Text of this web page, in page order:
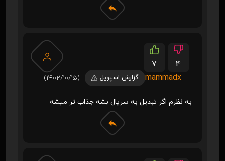
7
4
mammadx
گزارش اسپویل (1402/10/15)
به نظرم اگر تبدیل به سریال بشه جذاب تر میشه